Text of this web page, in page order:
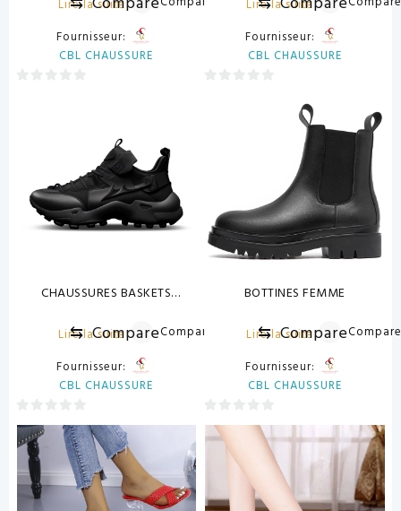
Lire la suite
Fournisseur:
CBL CHAUSSURE
Lire la suite
Fournisseur:
CBL CHAUSSURE
CHAUSSURES BASKETS
Lire la suite
⇆ CompareCompare
Fournisseur:
CBL CHAUSSURE
0
sur
BOTTINES FEMME
Lire la suite
⇆ Compare
Fournisseur:
CBL CHAUSSURE
0
sur